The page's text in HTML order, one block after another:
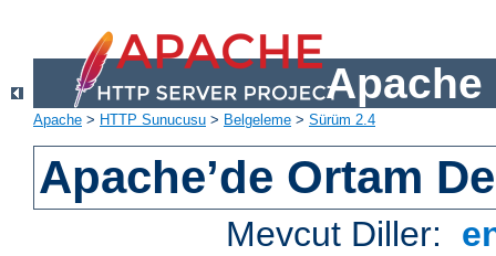
Apache
Apache > HTTP Sunucusu > Belgeleme > Sürüm 2.4
Apache’de Ortam
Mevcut Diller: